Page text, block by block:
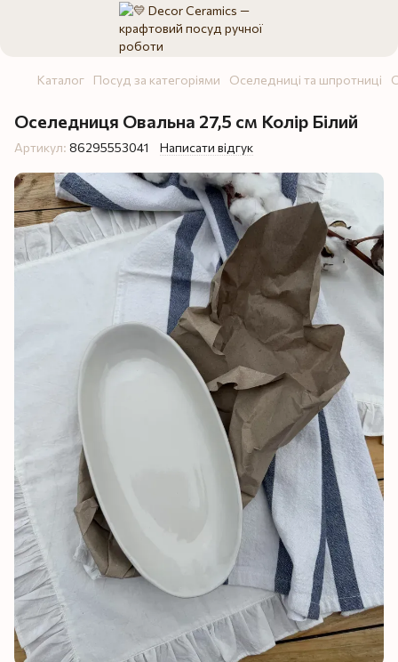
Каталог Посуд за категоріями Оселедниці та шпротниці
Оселедниця Овальна 27,5 см Колір Білий
Артикул: 86295553041 Написати відгук